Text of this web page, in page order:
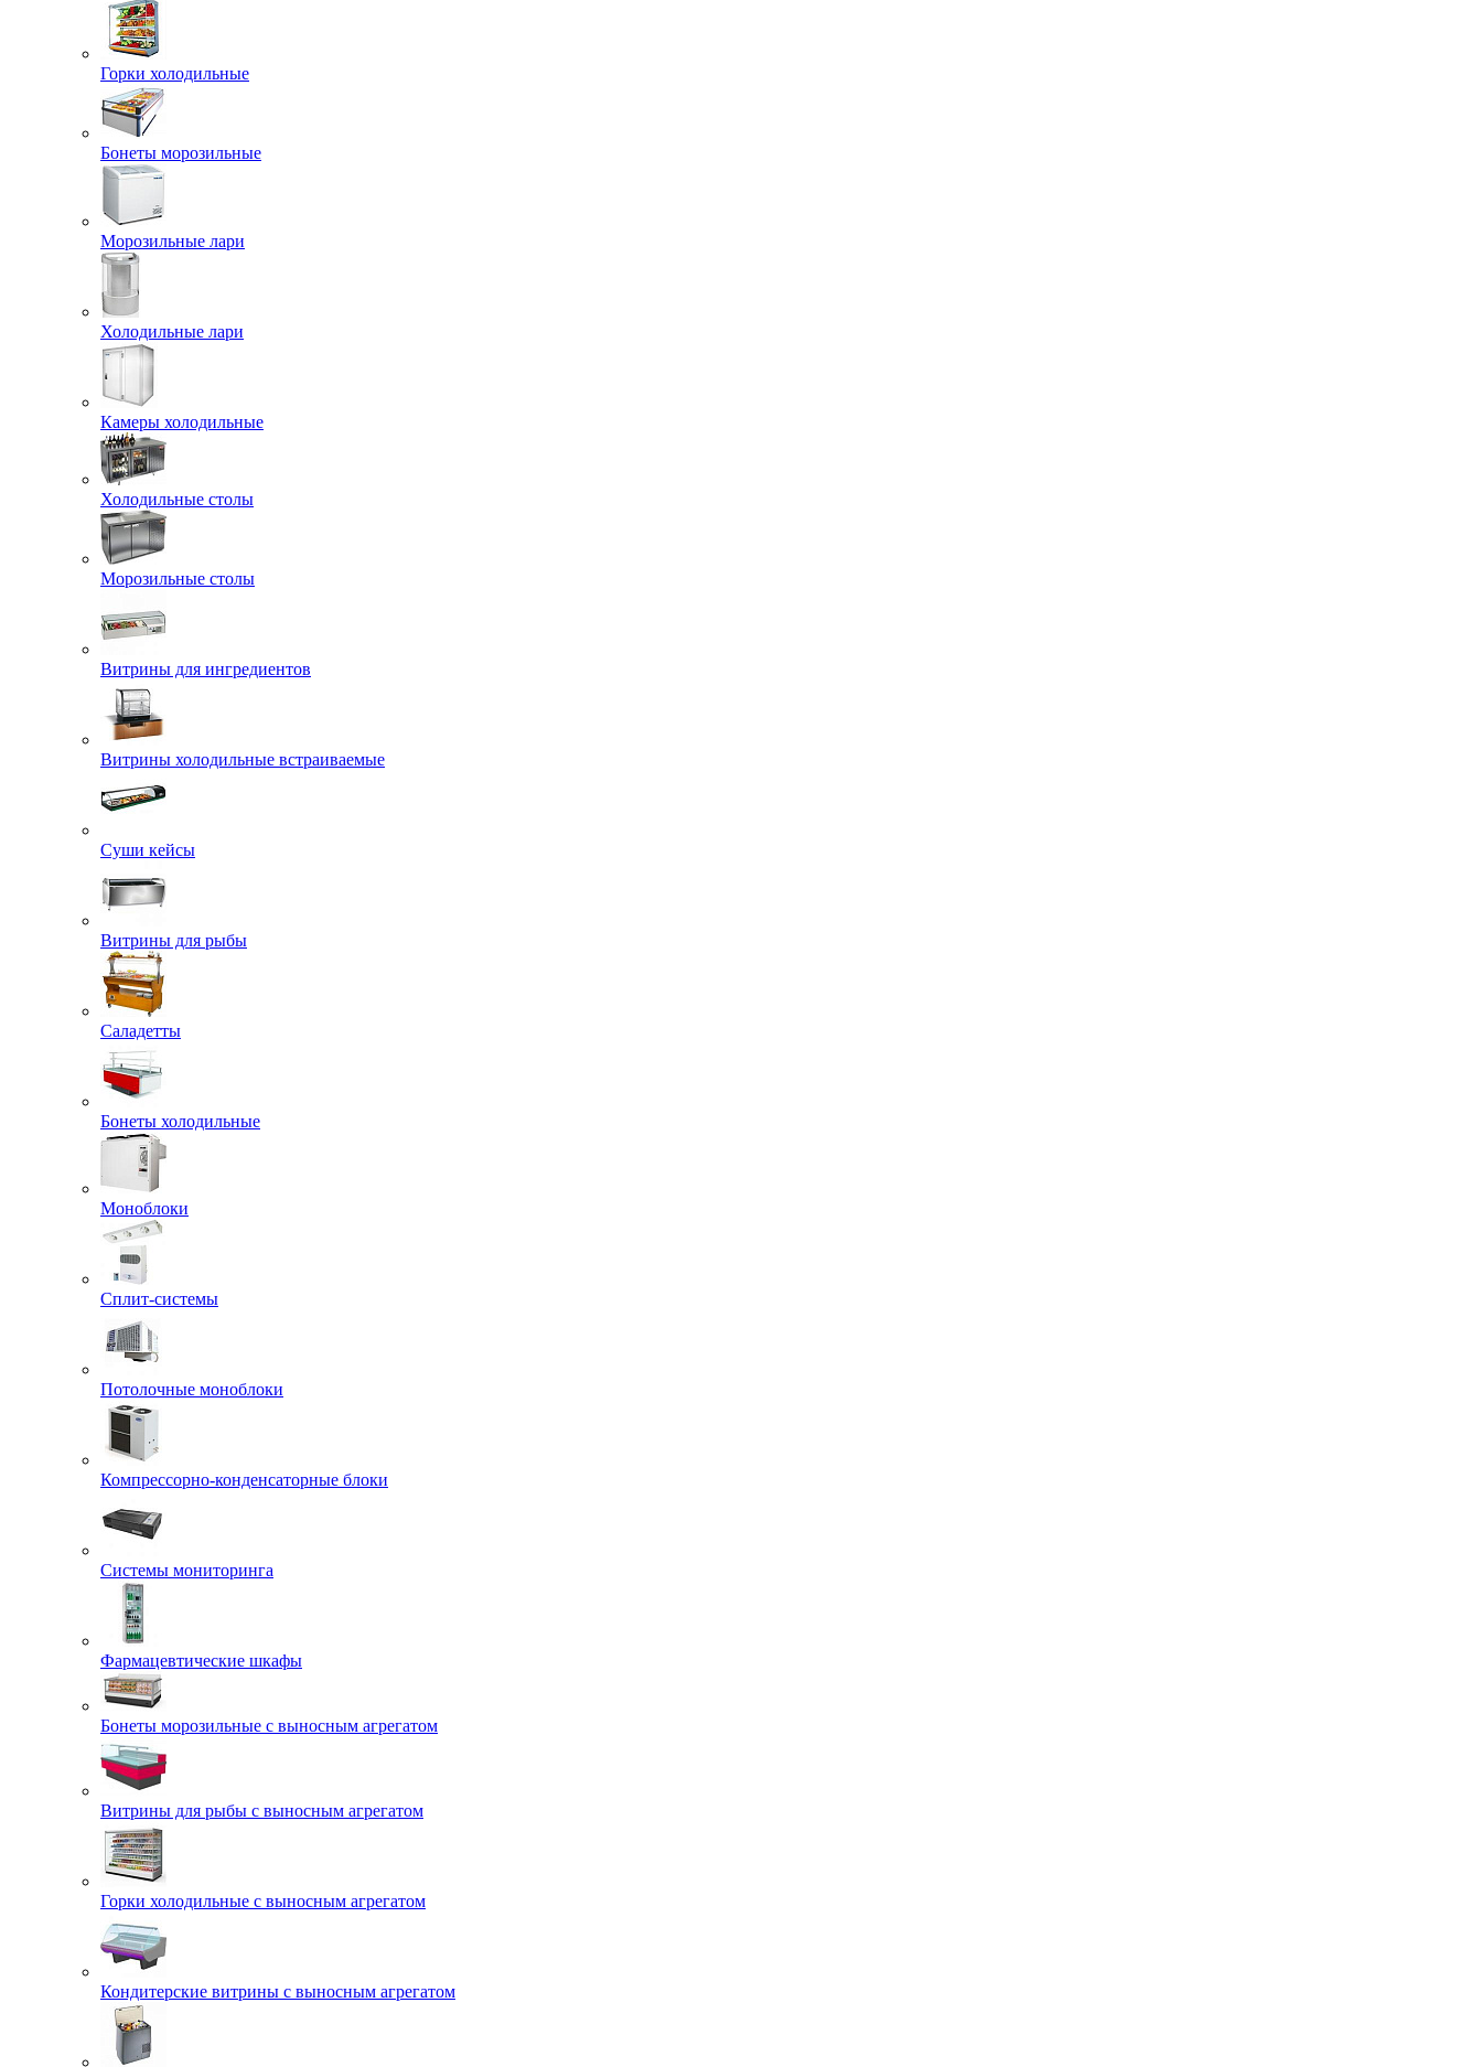
Горки холодильные
Бонеты морозильные
Морозильные лари
Холодильные лари
Камеры холодильные
Холодильные столы
Морозильные столы
Витрины для ингредиентов
Витрины холодильные встраиваемые
Суши кейсы
Витрины для рыбы
Саладетты
Бонеты холодильные
Моноблоки
Сплит-системы
Потолочные моноблоки
Компрессорно-конденсаторные блоки
Системы мониторинга
Фармацевтические шкафы
Бонеты морозильные с выносным агрегатом
Витрины для рыбы с выносным агрегатом
Горки холодильные с выносным агрегатом
Кондитерские витрины с выносным агрегатом